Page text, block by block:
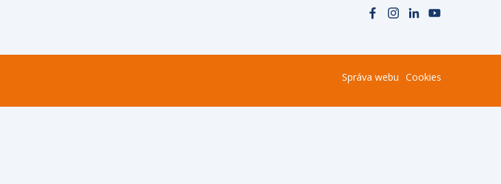
Správa webu Cookies